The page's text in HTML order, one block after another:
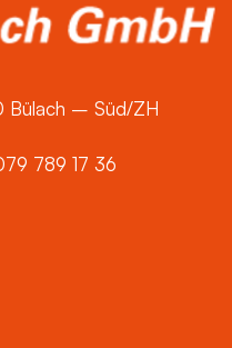
Bülach – Süd/ZH
789 17 36